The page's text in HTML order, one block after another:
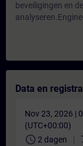
beveiligingen en
Data en
Nov 23, 2026 |
(UTC+00:00)
schedule 2 dagen